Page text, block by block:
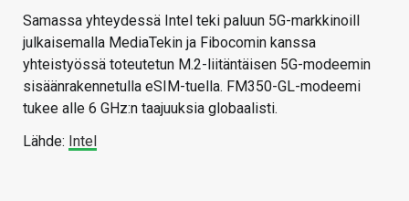
Samassa yhteydessä Intel teki paluun 5G-markkinoill
julkaisemalla MediaTekin ja Fibocomin kanssa
yhteistyössä toteutetun M.2-liitäntäisen 5G-modeemin
sisäänrakennetulla eSIM-tuella. FM350-GL-modeemi
tukee alle 6 GHz:n taajuuksia globaalisti.
Lähde: Intel